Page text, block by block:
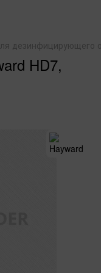
дезинфицирующего
HD7,